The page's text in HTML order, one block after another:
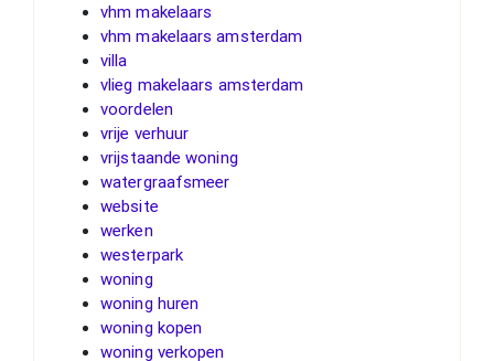
vhm makelaars
vhm makelaars amsterdam
villa
vlieg makelaars amsterdam
voordelen
vrije verhuur
vrijstaande woning
watergraafsmeer
website
werken
westerpark
woning
woning huren
woning kopen
woning verkopen